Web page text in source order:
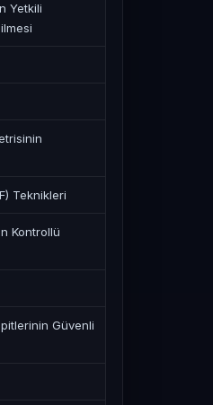
Yetkili
Teknikleri
Kontrollü
Güvenli